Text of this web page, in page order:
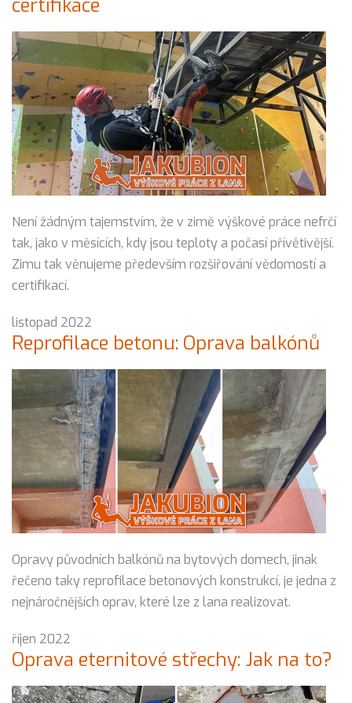
certifikace
Není žádným tajemstvím, že v zimě výškové práce nefrčí
tak, jako v měsících, kdy jsou teploty a počasí přívětivější.
Zimu tak věnujeme především rozšiřování vědomostí a
certifikací.
listopad 2022
Reprofilace betonu: Oprava balkónů
Opravy původních balkónů na bytových domech, jinak
řečeno taky reprofilace betonových konstrukcí, je jedna z
nejnáročnějších oprav, které lze z lana realizovat.
říjen 2022
Oprava eternitové střechy: Jak na to?